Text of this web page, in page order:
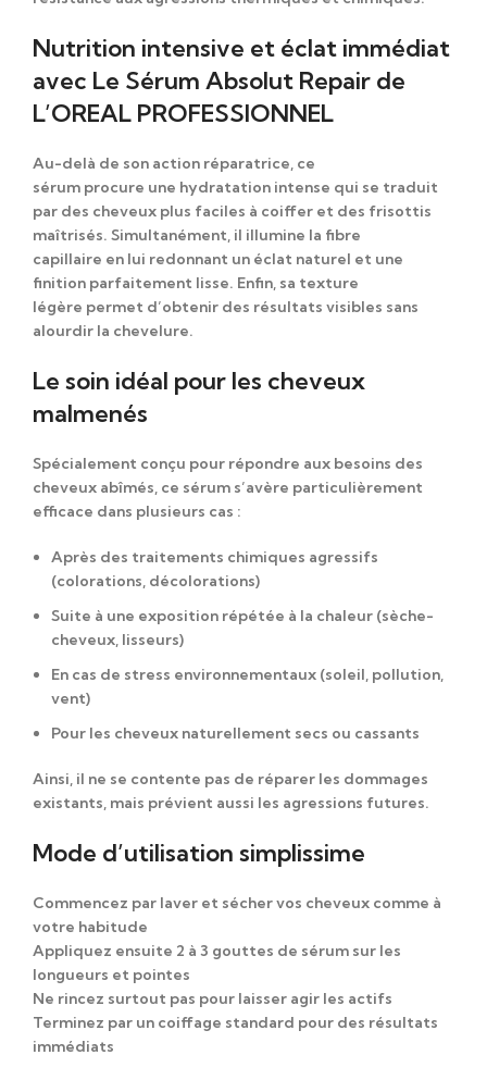
Nutrition intensive et éclat immédiat
avec Le Sérum Absolut Repair de
L’OREAL PROFESSIONNEL
Au-delà de son action réparatrice, ce
sérum procure une hydratation intense qui se traduit
par des cheveux plus faciles à coiffer et des frisottis
maîtrisés. Simultanément , il illumine la fibre
capillaire en lui redonnant un éclat naturel et une
finition parfaitement lisse. Enfin , sa texture
légère permet d’obtenir des résultats visibles sans
alourdir la chevelure.
Le soin idéal pour les cheveux
malmenés
Spécialement conçu pour répondre aux besoins des
cheveux abîmés, ce sérum s’avère particulièrement
efficace dans plusieurs cas :
Après des traitements chimiques agressifs
(colorations, décolorations)
Suite à une exposition répétée à la chaleur (sèche-
cheveux, lisseurs)
En cas de stress environnementaux (soleil, pollution,
vent)
Pour les cheveux naturellement secs ou cassants
Ainsi , il ne se contente pas de réparer les dommages
existants, mais prévient aussi les agressions futures.
Mode d’utilisation simplissime
Commencez par laver et sécher vos cheveux comme à
votre habitude
Appliquez ensuite 2 à 3 gouttes de sérum sur les
longueurs et pointes
Ne rincez surtout pas pour laisser agir les actifs
Terminez par un coiffage standard pour des résultats
immédiats